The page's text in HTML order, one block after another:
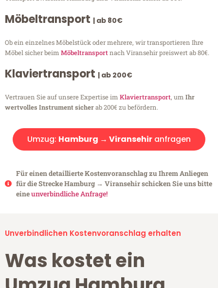
Möbeltransport | ab 80€
Ob ein einzelnes Möbelstück oder mehrere, wir transportieren Ihre
Möbel sicher beim Möbeltransportnach Viransehir preiswert ab 80€.
Klaviertransport | ab 200€
Vertrauen Sie auf unsere Expertise im Klaviertransport, um Ihr
wertvolles Instrument sicherab 200€ zu befördern.
Umzug: Hamburg → Viransehir anfragen
Für einen detaillierte Kostenvoranschlag zu Ihrem Anliegen
für die Strecke Hamburg → Viransehir schicken Sie uns bitte
eineunverbindliche Anfrage!
Unverbindlichen Kostenvoranschlag erhalten
Was kostet ein